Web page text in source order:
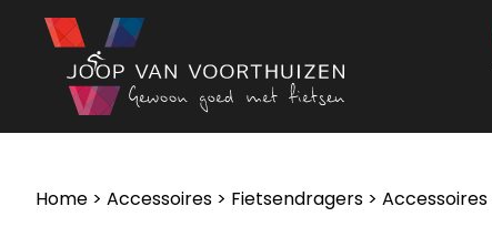
Ga naar de inhoud
Home > Accessoires > Fietsendragers > Accessoires